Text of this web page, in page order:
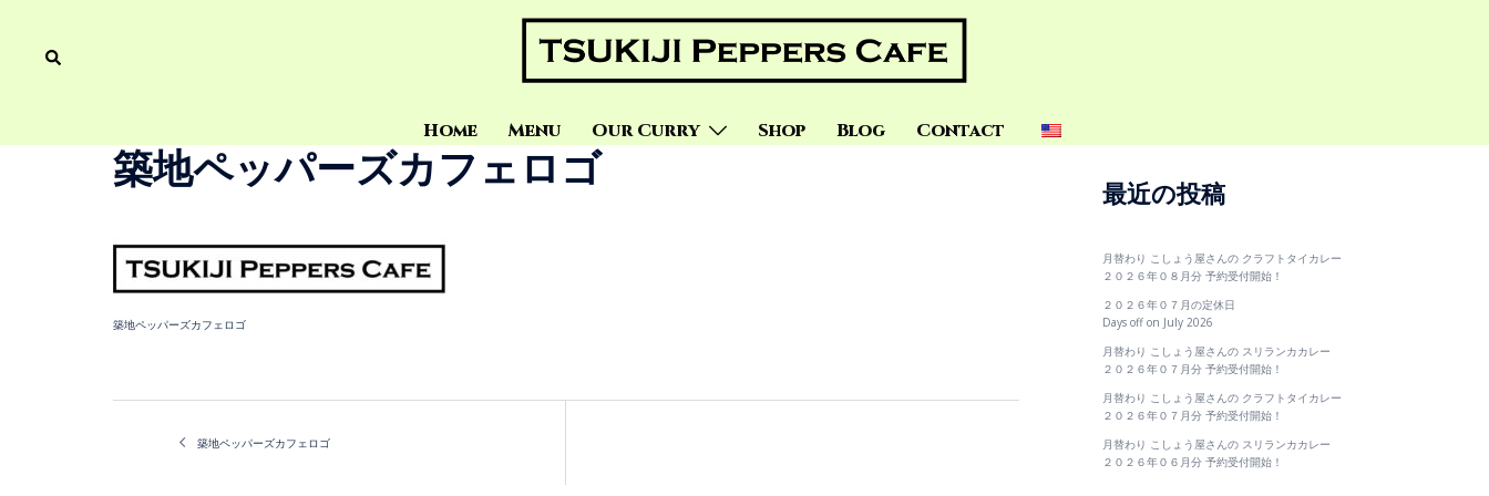
Home Menu Our Curry Shop Blog Contact
築地ペッパーズカフェロゴ
築地ペッパーズカフェロゴ
築地ペッパーズカフェロゴ
最近の投稿
月替わり こしょう屋さんの クラフトタイカレー
２０２６年０８月分 予約受付開始！
２０２６年０７月の定休日
Days off on July 2026
月替わり こしょう屋さんの スリランカカレー
２０２６年０７月分 予約受付開始！
月替わり こしょう屋さんの クラフトタイカレー
２０２６年０７月分 予約受付開始！
月替わり こしょう屋さんの スリランカカレー
２０２６年０６月分 予約受付開始！